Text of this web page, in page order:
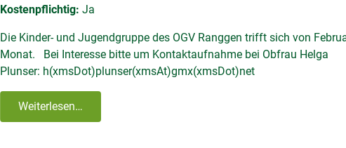
Kostenpflichtig: Ja
Die Kinder- und Jugendgruppe des OGV Ranggen trifft sich von
Monat. Bei Interesse bitte um Kontaktaufnahme bei Obfrau Helga
Plunser: h(xmsDot)plunser(xmsAt)gmx(xmsDot)net
Weiterlesen…